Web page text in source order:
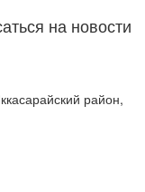
на новости
район,